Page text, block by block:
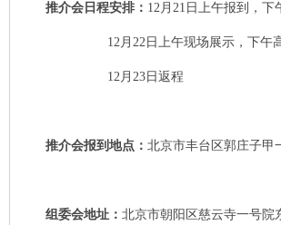
推介会日程安排： 12月21日上午报到，下
12月22日上午现场展示，下午高
12月23日返程
推介会报到地点：北京市丰台区郭庄子甲
组委会地址：北京市朝阳区慈云寺一号院